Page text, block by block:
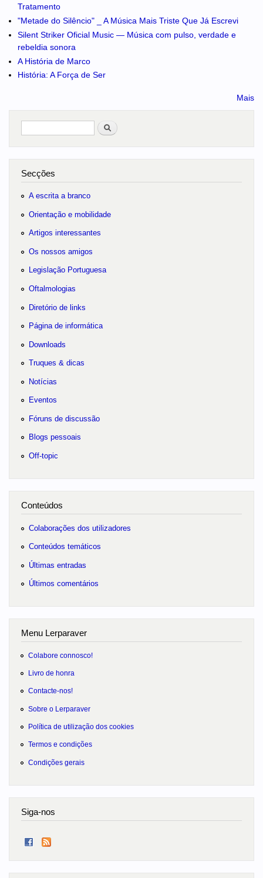
Tratamento
"Metade do Silêncio" _ A Música Mais Triste Que Já Escrevi
Silent Striker Oficial Music — Música com pulso, verdade e
rebeldia sonora
A História de Marco
História: A Força de Ser
Mais
Pesquisar
Secções
A escrita a branco
Orientação e mobilidade
Artigos interessantes
Os nossos amigos
Legislação Portuguesa
Oftalmologias
Diretório de links
Página de informática
Downloads
Truques & dicas
Notícias
Eventos
Fóruns de discussão
Blogs pessoais
Off-topic
Conteúdos
Colaborações dos utilizadores
Conteúdos temáticos
Últimas entradas
Últimos comentários
Menu Lerparaver
Colabore connosco!
Livro de honra
Contacte-nos!
Sobre o Lerparaver
Política de utilização dos cookies
Termos e condições
Condições gerais
Siga-nos